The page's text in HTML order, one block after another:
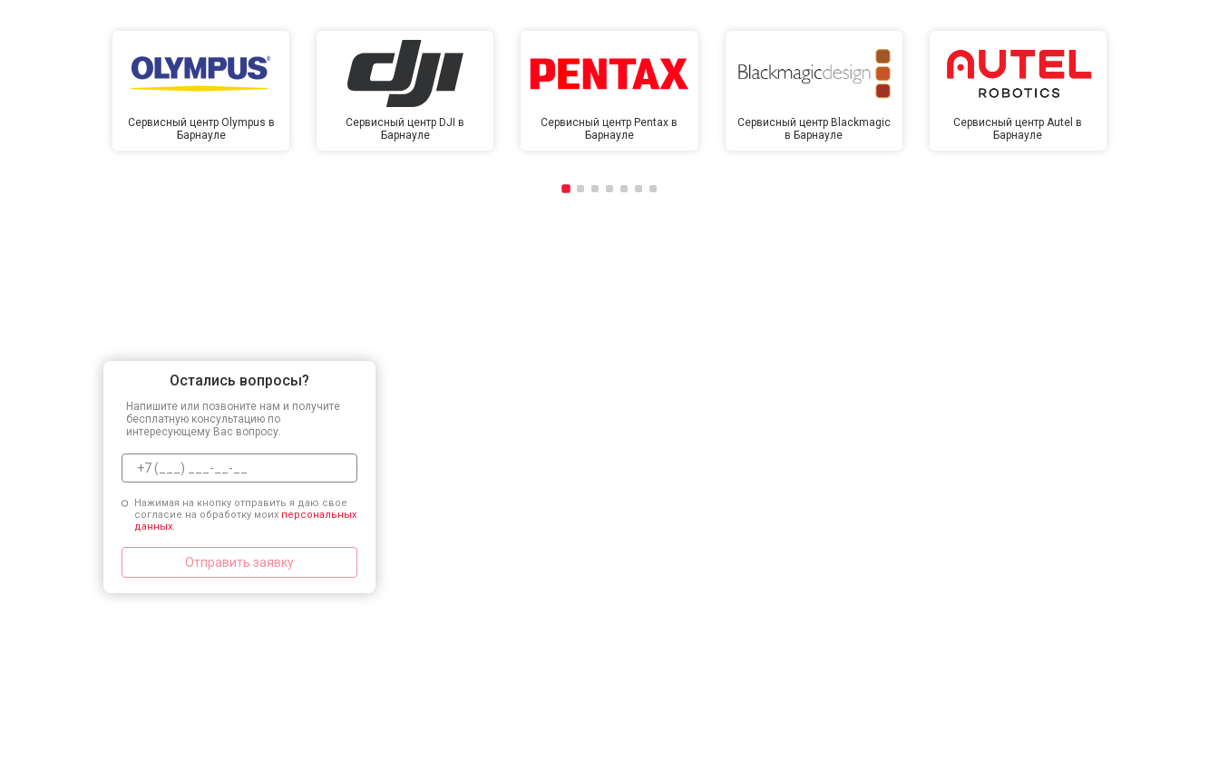
Сервисный центр Olympus в
Барнауле
Сервисный центр DJI в
Барнауле
Сервисный центр Pentax в
Барнауле
Сервисный центр Blackmagic
в Барнауле
Сервисный центр Autel в
Барнауле
Остались вопросы?
Напишите или позвоните нам и получите
бесплатную консультацию по
интересующему Вас вопросу.
Нажимая на кнопку отправить я даю свое
согласие на обработку моих персональных
данных.
Отправить заявку